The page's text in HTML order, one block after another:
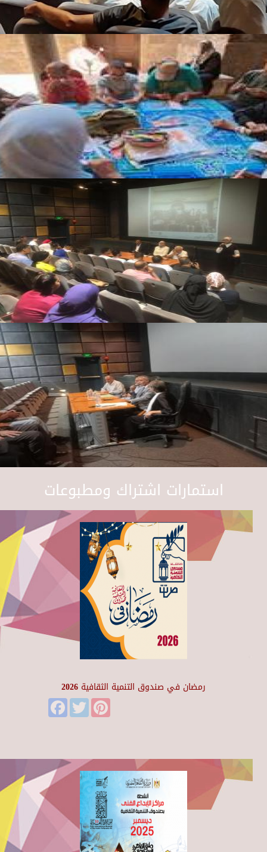
استمارات اشتراك ومطبوعات
رمضان في صندوق التنمية الثقافية 2026
FacebookTwitter